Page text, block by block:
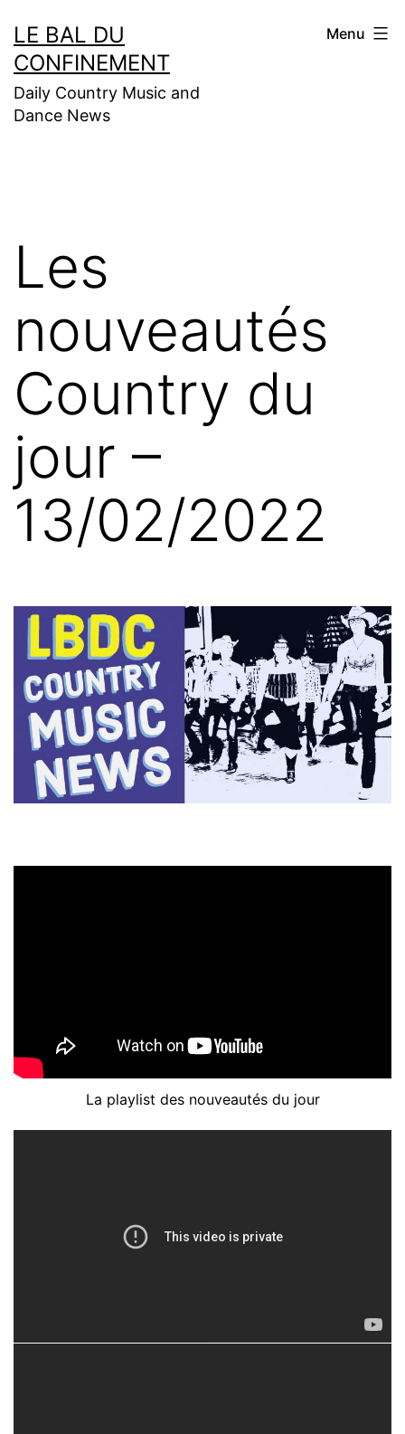
au
contenu
LE BAL DU
CONFINEMENT
Daily Country Music and
Dance News
Menu
Les
nouveautés
Country du
jour –
13/02/2022
La playlist des nouveautés du jour